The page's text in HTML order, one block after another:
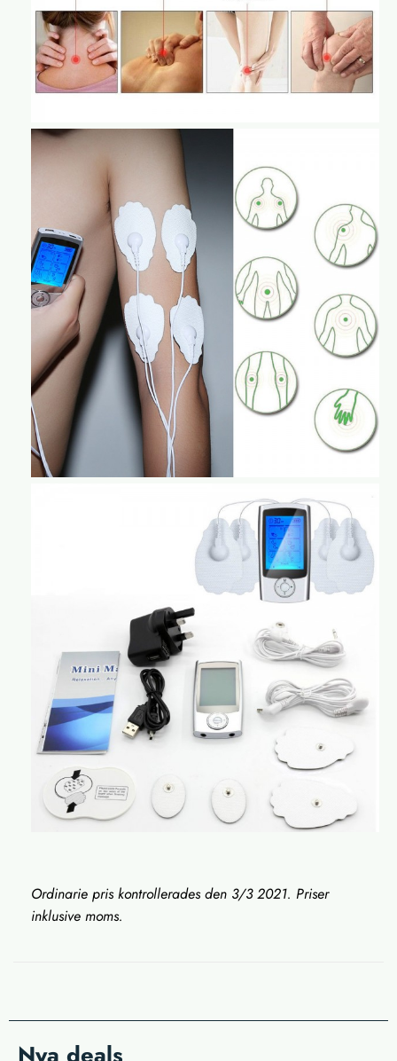
Ordinarie pris kontrollerades den 3/3 2021. Priser
inklusive moms.